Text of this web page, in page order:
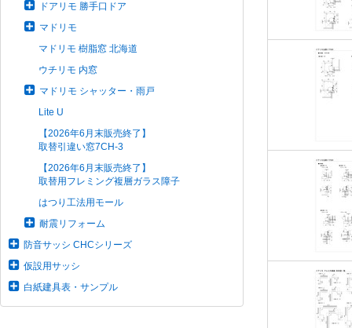
ドアリモ 勝手口ドア
マドリモ
マドリモ 樹脂窓 北海道
ウチリモ 内窓
マドリモ シャッター・雨戸
Lite U
【2026年6月末販売終了】
取替引違い窓7CH-3
【2026年6月末販売終了】
取替用フレミング複層ガラス障子
はつり工法用モール
耐震リフォーム
防音サッシ CHCシリーズ
仮設用サッシ
白紙建具表・サンプル